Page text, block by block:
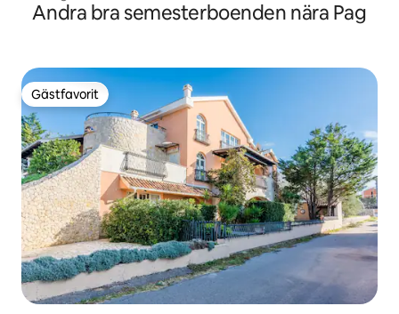
Andra bra semesterboenden nära Pag
Gästfavorit
Gästfavorit